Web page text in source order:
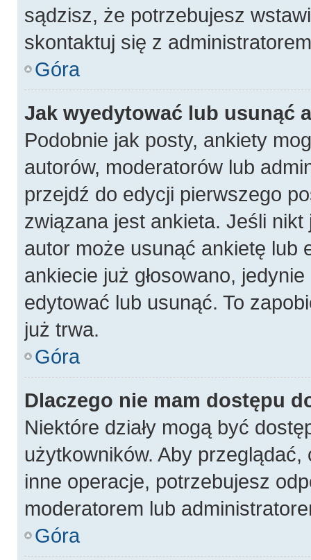
sądzisz, że potrzebujesz
skontaktuj się z
Góra
Jak wyedytować lub usunąć
Podobnie jak posty, ankiety
autorów, moderatorów lub
przejdź do edycji pierwszego
związana jest ankieta. Jeśli nikt
autor może usunąć ankietę lub
ankiecie już głosowano,
edytować lub usunąć. To
już trwa.
Góra
Dlaczego nie mam dostępu
Niektóre działy mogą być
użytkowników. Aby
inne operacje, potrzebujesz
moderatorem lub
Góra